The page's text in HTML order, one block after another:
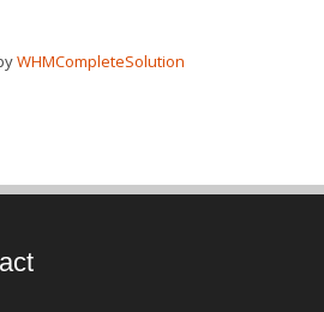
WHMCompleteSolution